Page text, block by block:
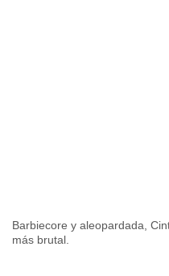
Barbiecore y aleopardada,
más brutal.